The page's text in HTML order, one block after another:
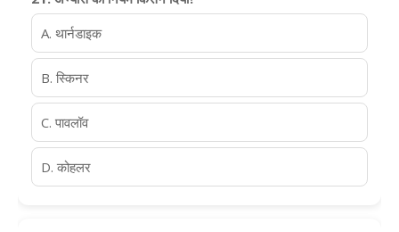
A. थार्नडाइक
B. स्किनर
C. पावलॉव
D. कोहलर